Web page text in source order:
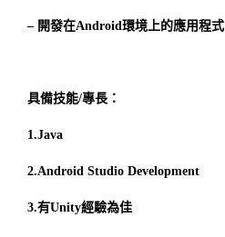
– 開發在Android環境上的應用程式
具備技能/專長：
1.Java
2.Android Studio Development
3.有Unity經驗為佳